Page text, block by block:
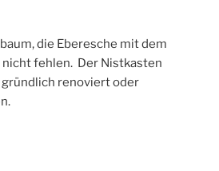
die Eberesche mit dem
fehlen. Der Nistkasten
gründlich renoviert oder